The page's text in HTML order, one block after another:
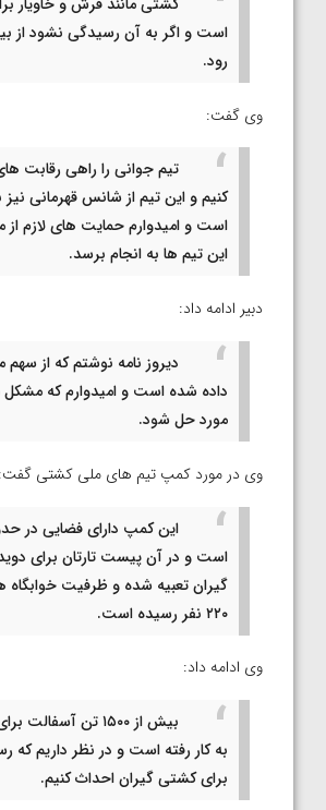
است و اگر به آن رسیدگی نشود از
رود.
وی گفت:
تیم جوانی را راهی رقابت
کنیم و این تیم از شانس قهرمانی نیز
است و امیدوارم حمایت های لازم از
این تیم ها به انجام برسد.
دبیر ادامه داد:
دیروز نامه نوشتم که از
داده شده است و امیدوارم که مشکل
مورد حل شود.
وی در مورد کمپ تیم های ملی کشتی گفت:
است و در آن پیست تارتان برای
گیران تعبیه شده و ظرفیت خوابگاه
۲۲۰ نفر رسیده است.
وی ادامه داد:
بیش از ۱۵۰۰ تن
به کار رفته است و در نظر داریم که
برای کشتی گیران احداث کنیم.